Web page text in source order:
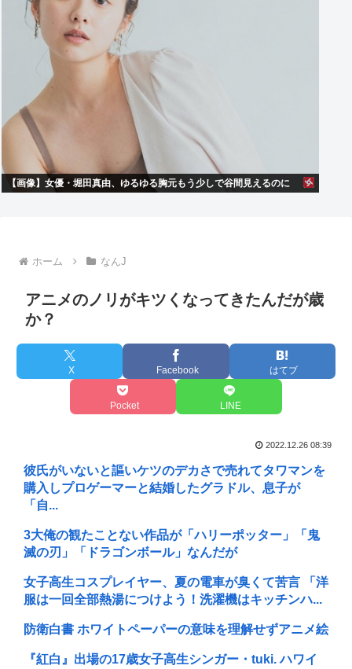
【画像】女優・堀田真由、ゆるゆる胸元もう少しで谷間見えるのに
ホーム なんJ
アニメのノリがキツくなってきたんだが歳
か？
X Facebook はてブ
Pocket LINE
2022.12.26 08:39
彼氏がいないと謳いケツのデカさで売れてタワマンを
購入しプロゲーマーと結婚したグラドル、息子が
「自...
3大俺の観たことない作品が「ハリーポッター」「鬼
滅の刃」「ドラゴンボール」なんだが
女子高生コスプレイヤー、夏の電車が臭くて苦言 「洋
服は一回全部熱湯につけよう！洗濯機はキッチンハ...
防衛白書 ホワイトペーパーの意味を理解せずアニメ絵
『紅白』出場の17歳女子高生シンガー・tuki. ハワイ